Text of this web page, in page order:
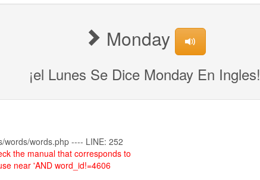
Monday
¡el Lunes Se Dice Monday En Ingles!
words/words.php ---- LINE: 252
the manual that corresponds to
near 'AND word_id!=4606